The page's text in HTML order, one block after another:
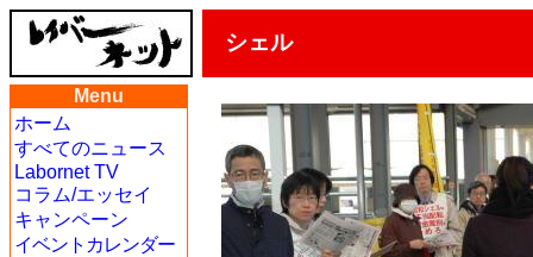
シェル
Menu
ホーム
すべてのニュース
Labornet TV
コラム/エッセイ
キャンペーン
イベントカレンダー